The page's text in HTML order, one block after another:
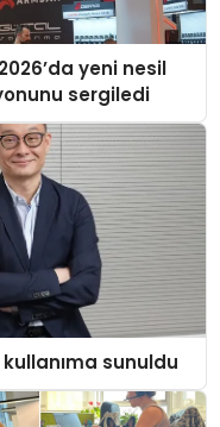
yeni nesil
sergiledi
sunuldu